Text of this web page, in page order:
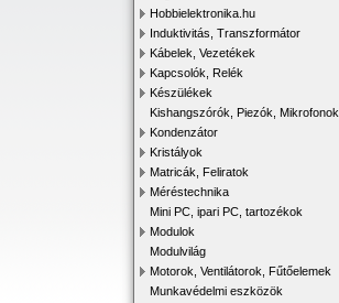
Hobbielektronika.hu
Induktivitás, Transzformátor
Kábelek, Vezetékek
Kapcsolók, Relék
Készülékek
Kishangszórók, Piezók, Mikrofonok
Kondenzátor
Kristályok
Matricák, Feliratok
Méréstechnika
Mini PC, ipari PC, tartozékok
Modulok
Modulvilág
Motorok, Ventilátorok, Fűtőelemek
Munkavédelmi eszközök